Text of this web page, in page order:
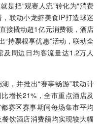
是把“观赛人流”转化为“消费
联动小龙虾美食IP打造球迷
接撬动超1亿元消费额，酒店
“持票根享优惠”活动，联动全
周边日均客流量达1.2万人
，并推出“赛事畅游”联动计
增长21%，全市重点酒店及
赛区赛事期间每场集市平均
饮酒店消费额均实现较大幅